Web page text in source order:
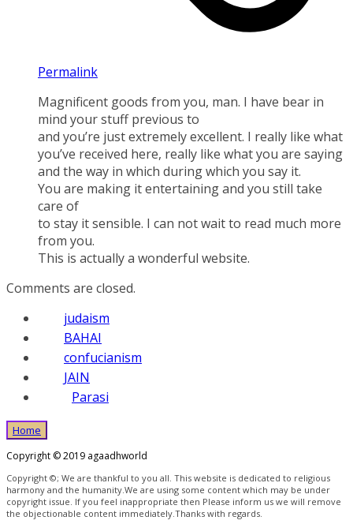
Permalink
Magnificent goods from you, man. I have bear in
mind your stuff previous to
and you’re just extremely excellent. I really like what
you’ve received here, really like what you are saying
and the way in which during which you say it.
You are making it entertaining and you still take
care of
to stay it sensible. I can not wait to read much more
from you.
This is actually a wonderful website.
Comments are closed.
judaism
BAHAI
confucianism
JAIN
Parasi
Home
Copyright © 2019 agaadhworld
Copyright ©; We are thankful to you all. This website is dedicated to religious
harmony and the humanity.We are using some content which may be under
copyright issue. If you feel inappropriate then Please inform us we will remove
the objectionable content immediately.Thanks with regards.